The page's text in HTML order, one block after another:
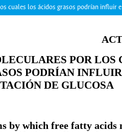
cuales los ácidos grasos podrían influir